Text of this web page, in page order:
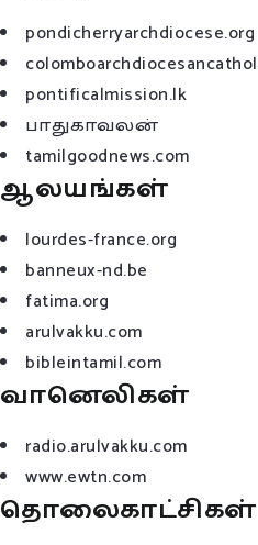
pondicherryarchdiocese.org
pontificalmission.lk
பாதுகாவலன்
tamilgoodnews.com
ஆலயங்கள்
lourdes-france.org
banneux-nd.be
fatima.org
arulvakku.com
bibleintamil.com
வானெலிகள்
radio.arulvakku.com
www.ewtn.com
தொலைகாட்சிகள்